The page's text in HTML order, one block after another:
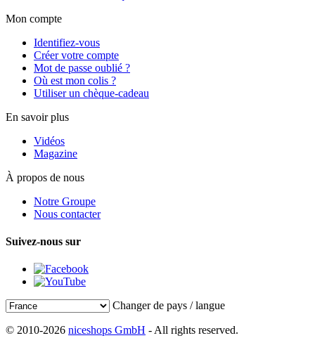
Mon compte
Identifiez-vous
Créer votre compte
Mot de passe oublié ?
Où est mon colis ?
Utiliser un chèque-cadeau
En savoir plus
Vidéos
Magazine
À propos de nous
Notre Groupe
Nous contacter
Suivez-nous sur
Changer de pays / langue
© 2010-2026 niceshops GmbH - All rights reserved.